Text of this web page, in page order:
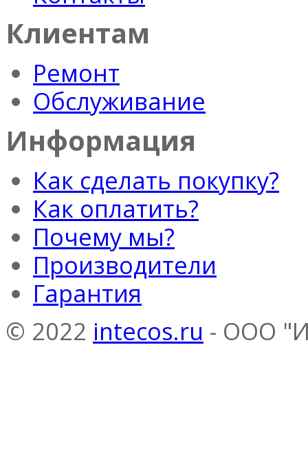
Клиентам
Ремонт
Обслуживание
Информация
Как сделать покупку?
Как оплатить?
Почему мы?
Производители
Гарантия
© 2022 intecos.ru - ООО